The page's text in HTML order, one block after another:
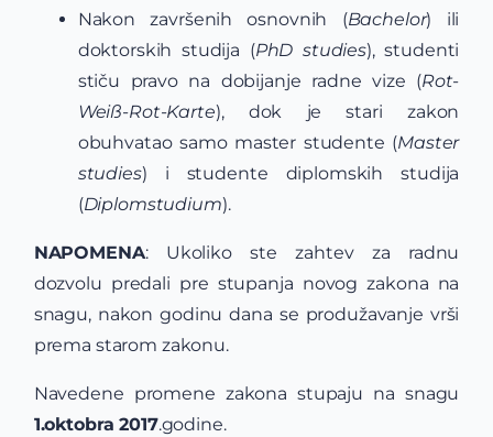
Nakon završenih osnovnih (Bachelor) ili
doktorskih studija (PhD studies), studenti
stiču pravo na dobijanje radne vize (Rot-
Weiß-Rot-Karte), dok je stari zakon
obuhvatao samo master studente (Master
studies) i studente diplomskih studija
(Diplomstudium).
NAPOMENA: Ukoliko ste zahtev za radnu
dozvolu predali pre stupanja novog zakona na
snagu, nakon godinu dana se produžavanje vrši
prema starom zakonu.
Navedene promene zakona stupaju na snagu
1.oktobra 2017.godine.